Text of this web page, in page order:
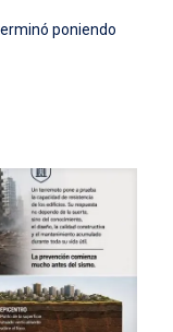
poniendo